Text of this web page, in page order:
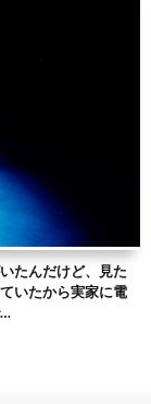
たんだけど、見た
いたから実家に電
…